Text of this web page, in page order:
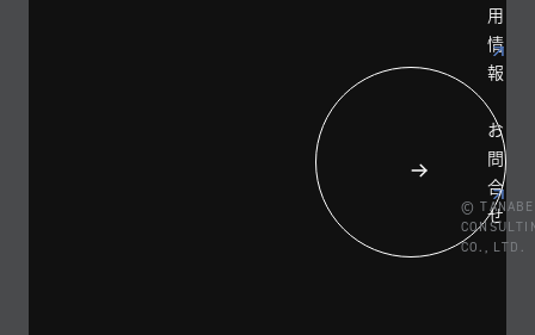
用
情
報
お
問
合
せ
© TANABE
CO., LTD.